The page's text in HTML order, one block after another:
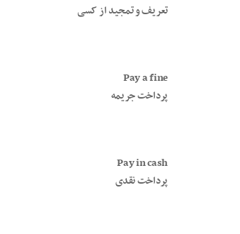
تعریف و تمجید از کسی
Pay a fine
پرداخت جریمه
Pay in cash
پرداخت نقدی